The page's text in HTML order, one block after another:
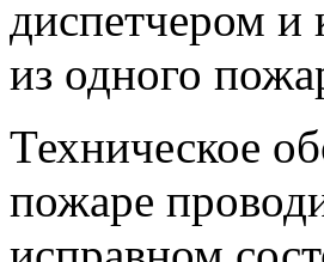
диспетчером и
из одного
Техническое
пожаре